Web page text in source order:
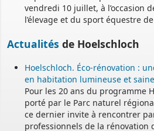
vendredi 10 juillet, à l’occasion
l’élevage et du sport équestre
Actualités de Hoelschloch
Hoelschloch. Éco-rénovation :
en habitation lumineuse et saine
Pour les 20 ans du programme
porté par le Parc naturel
ce dernier invite à rencontrer
professionnels de la rénovation